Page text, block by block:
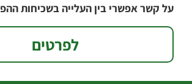
על קשר אפשרי בין העלייה בשכיחות
השימוש
לפרטים